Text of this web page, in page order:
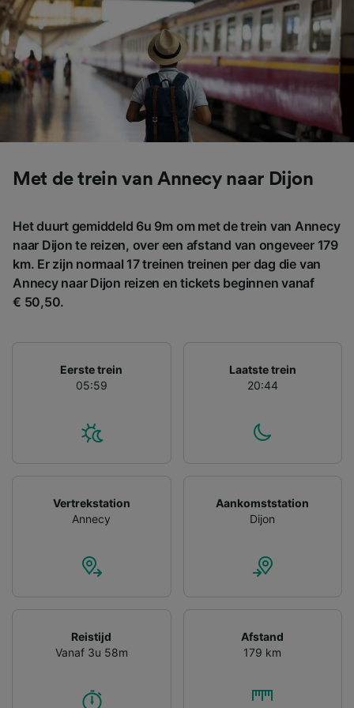
Met de trein van Annecy naar Dijon
Het duurt gemiddeld 6u 9m om met de trein van Annecy
naar Dijon te reizen, over een afstand van ongeveer 179
km. Er zijn normaal 17 treinen treinen per dag die van
Annecy naar Dijon reizen en tickets beginnen vanaf
€ 50,50.
Eerste trein
05:59
Laatste trein
20:44
Vertrekstation
Annecy
Aankomststation
Dijon
Reistijd
Vanaf 3u 58m
Afstand
179 km
pagina met onze privacyverklaring. Deze
keuzes worden aan onze partners
doorgegeven en hebben geen invloed op
browsegegevens. Je gegevens worden niet
gebruikt voor tracking als je ons hebt
gevraagd om je niet te volgen.
voor de volgende doeleinden:
Precieze geolocatiegegevens gebruiken. De
opslaan en/of openen. Gepersonaliseerde
advertenties en content, advertentie- en
contentmetingen, doelgroepenonderzoek en
ontwikkeling van diensten.
Partnerlijst (derden)